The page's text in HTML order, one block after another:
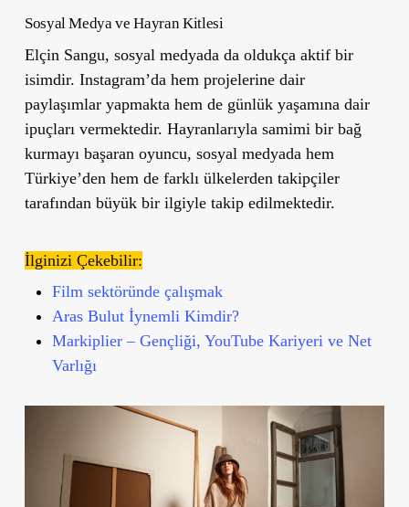
Sosyal Medya ve Hayran Kitlesi
Elçin Sangu, sosyal medyada da oldukça aktif bir
isimdir. Instagram’da hem projelerine dair
paylaşımlar yapmakta hem de günlük yaşamına dair
ipuçları vermektedir. Hayranlarıyla samimi bir bağ
kurmayı başaran oyuncu, sosyal medyada hem
Türkiye’den hem de farklı ülkelerden takipçiler
tarafından büyük bir ilgiyle takip edilmektedir.
İlginizi Çekebilir:
Film sektöründe çalışmak
Aras Bulut İynemli Kimdir?
Markiplier – Gençliği, YouTube Kariyeri ve Net
Varlığı